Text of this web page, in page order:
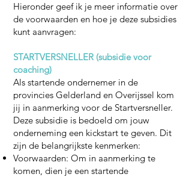
Hieronder geef ik je meer informatie over
de voorwaarden en hoe je deze subsidies
kunt aanvragen:
STARTVERSNELLER (subsidie voor
coaching)
Als startende ondernemer in de
provincies Gelderland en Overijssel kom
jij in aanmerking voor de Startversneller.
Deze subsidie is bedoeld om jouw
onderneming een kickstart te geven. Dit
zijn de belangrijkste kenmerken:
Voorwaarden: Om in aanmerking te
komen, dien je een startende